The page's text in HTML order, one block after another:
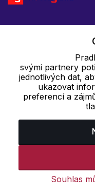
svými partnery
jednotlivých dat,
ukazovat
preferencí a
Souhlas